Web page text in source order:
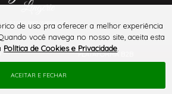
PLATAFORMA B2B
® TODOS DIREITOS RESERVADOS
de uso pra oferecer a melhor experiência
você navega no nosso site, aceita esta
Política de Cookies e Privacidade
ACEITAR E FECHAR